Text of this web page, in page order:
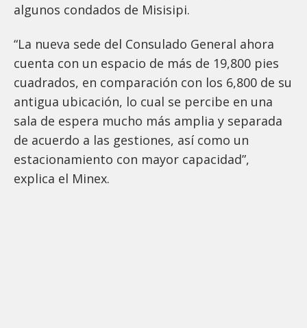
algunos condados de Misisipi.
“La nueva sede del Consulado General ahora
cuenta con un espacio de más de 19,800 pies
cuadrados, en comparación con los 6,800 de su
antigua ubicación, lo cual se percibe en una
sala de espera mucho más amplia y separada
de acuerdo a las gestiones, así como un
estacionamiento con mayor capacidad”,
explica el Minex.